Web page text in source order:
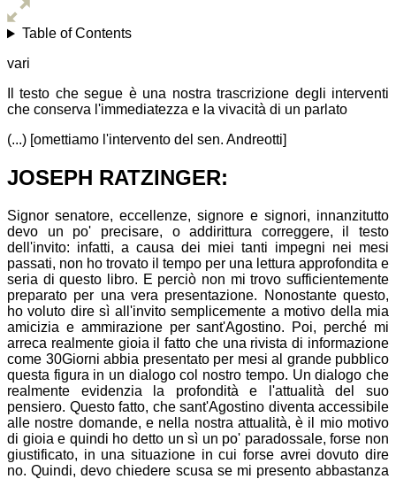
Table of Contents
vari
Il testo che segue è una nostra trascrizione degli interventi
che conserva l'immediatezza e la vivacità di un parlato
(...) [omettiamo l'intervento del sen. Andreotti]
JOSEPH RATZINGER:
Signor senatore, eccellenze, signore e signori, innanzitutto
devo un po' precisare, o addirittura correggere, il testo
dell'invito: infatti, a causa dei miei tanti impegni nei mesi
passati, non ho trovato il tempo per una lettura approfondita e
seria di questo libro. E perciò non mi trovo sufficientemente
preparato per una vera presentazione. Nonostante questo,
ho voluto dire sì all'invito semplicemente a motivo della mia
amicizia e ammirazione per sant'Agostino. Poi, perché mi
arreca realmente gioia il fatto che una rivista di informazione
come 30Giorni abbia presentato per mesi al grande pubblico
questa figura in un dialogo col nostro tempo. Un dialogo che
realmente evidenzia la profondità e l'attualità del suo
pensiero. Questo fatto, che sant'Agostino diventa accessibile
alle nostre domande, e nella nostra attualità, è il mio motivo
di gioia e quindi ho detto un sì un po' paradossale, forse non
giustificato, in una situazione in cui forse avrei dovuto dire
no. Quindi, devo chiedere scusa se mi presento abbastanza